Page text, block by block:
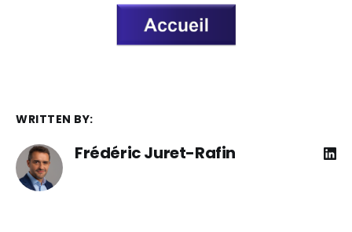
WRITTEN BY:
Frédéric Juret-Rafin